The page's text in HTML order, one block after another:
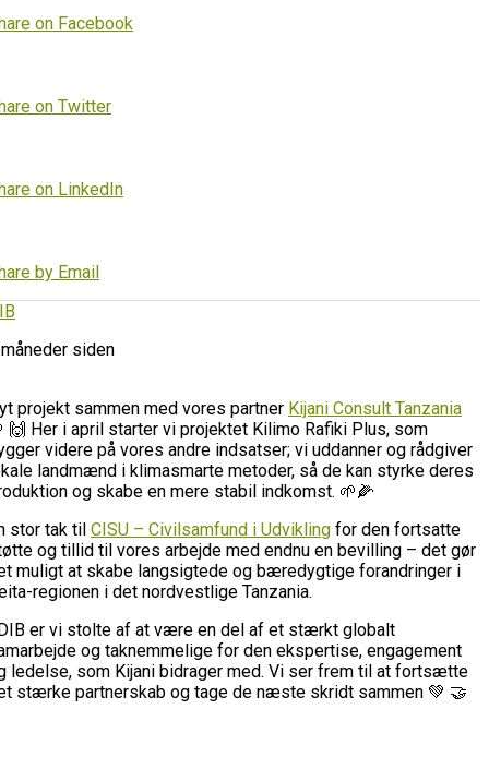
on Facebook
on Twitter
on LinkedIn
by Email
siden
projekt sammen med vores partner Kijani Consult Tanzania
🙌 Her i april starter vi projektet Kilimo Rafiki Plus, som
videre på vores andre indsatser; vi uddanner og rådgiver
landmænd i klimasmarte metoder, så de kan styrke deres
og skabe en mere stabil indkomst. 🌱🌽
stor tak til CISU – Civilsamfund i Udvikling for den fortsatte
og tillid til vores arbejde med endnu en bevilling – det gør
muligt at skabe langsigtede og bæredygtige forandringer i
regionen i det nordvestlige Tanzania.
er vi stolte af at være en del af et stærkt globalt
og taknemmelige for den ekspertise, engagement
ledelse, som Kijani bidrager med. Vi ser frem til at fortsætte
stærke partnerskab og tage de næste skridt sammen 💚 🤝